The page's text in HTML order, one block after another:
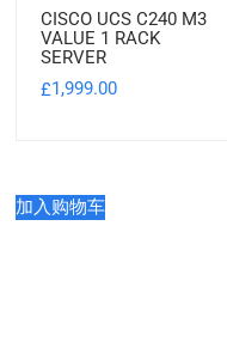
CISCO UCS C240 M3
VALUE 1 RACK
SERVER
£1,999.00
加入购物车